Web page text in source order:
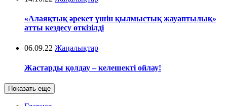
«Алаяқтық әрекет үшін қылмыстық жауаптылық»
атты кездесу өткізілді
06.09.22 Жаңалықтар
Жастарды қолдау – келешекті ойлау!
Показать еще